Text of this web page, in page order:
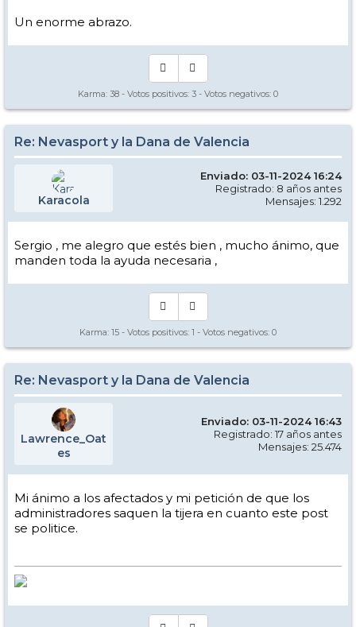
Un enorme abrazo.
Karma: 38 - Votos positivos: 3 - Votos negativos: 0
Re: Nevasport y la Dana de Valencia
Karacola
Enviado: 03-11-2024 16:24
Registrado: 8 años antes
Mensajes: 1.292
Sergio , me alegro que estés bien , mucho ánimo, que
manden toda la ayuda necesaria ,
Karma: 15 - Votos positivos: 1 - Votos negativos: 0
Re: Nevasport y la Dana de Valencia
Lawrence_Oat
es
Enviado: 03-11-2024 16:43
Registrado: 17 años antes
Mensajes: 25.474
Mi ánimo a los afectados y mi petición de que los
administradores saquen la tijera en cuanto este post
se politice.